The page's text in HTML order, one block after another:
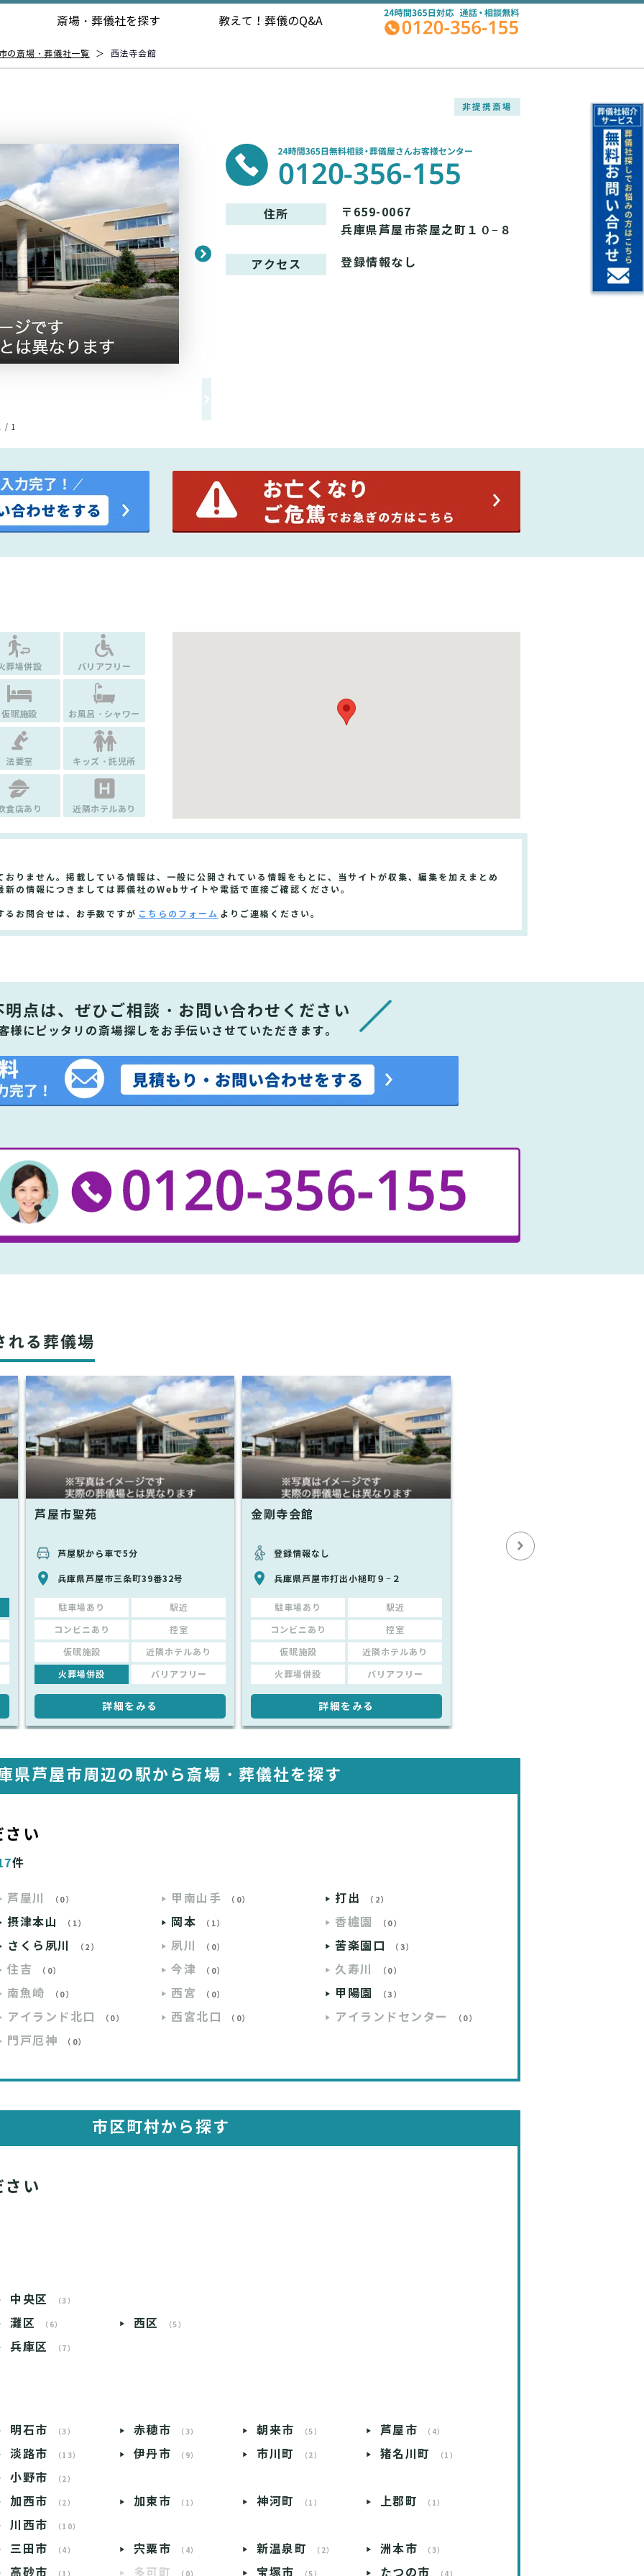
斎場・葬儀社を探す 教えて！ 葬儀のQ&A
の斎場・葬儀社一覧 ＞ 西法寺会館
非提携斎場
/ 1
住所
〒659-0067
兵庫県芦屋市茶屋之町１０−８
アクセス 登録情報なし
葬場併設 バリアフリー
仮眠施設 お風呂・シャワー
法要室 キッズ・託児所
食店あり 近隣ホテルあり
りません。掲載している情報は、一般に公開されている情報をもとに、当サイトが収集、編集を加えまとめ
の情報につきましては葬儀社のWebサイトや電話で直接ご確認ください。
るお問合せは、お手数ですが こちらのフォーム よりご連絡ください。
明点は、ぜひ ご相談・お問い合わせください
様にピッタリの斎場探しをお手伝いさせていただきます。
れる葬儀場
芦屋市聖苑
芦屋駅から車で5分
兵庫県芦屋市三条町39番32号
駐車場あり 駅近
コンビニあり 控室
仮眠施設 近隣ホテルあり
火葬場併設 バリアフリー
詳細をみる
金剛寺会館
登録情報なし
兵庫県芦屋市打出小槌町９−２
駐車場あり 駅近
コンビニあり 控室
仮眠施設 近隣ホテルあり
火葬場併設 バリアフリー
詳細をみる
県芦屋市周辺の駅から 斎場・葬儀社を探す
い
件
芦屋川 （0） 甲南山手 （0） 打出 （2）
摂津本山 （1） 岡本 （1） 香櫨園 （0）
さくら夙川 （2） 夙川 （0） 苦楽園口 （3）
住吉 （0） 今津 （0） 久寿川 （0）
南魚崎 （0） 西宮 （0） 甲陽園 （3）
アイランド北口 （0） 西宮北口 （0） アイランドセンター （0）
門戸厄神 （0）
市区町村から探す
い
中央区 （3）
灘区 （6） 西区 （5）
兵庫区 （7）
明石市 （3） 赤穂市 （3） 朝来市 （5） 芦屋市 （4）
淡路市 （13） 伊丹市 （9） 市川町 （2） 猪名川町 （1）
小野市 （2）
加西市 （2） 加東市 （1） 神河町 （1） 上郡町 （1）
川西市 （10）
三田市 （4） 宍粟市 （4） 新温泉町 （2） 洲本市 （3）
高砂市 多可町 宝塚市 たつの市